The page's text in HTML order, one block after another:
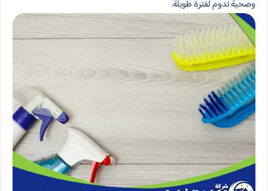
وصحية تدوم لفترة طويلة.